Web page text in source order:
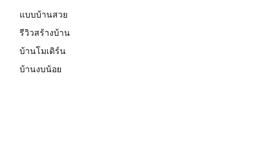
แบบบ้านสวย
รีวิวสร้างบ้าน
บ้านโมเดิร์น
บ้านงบน้อย